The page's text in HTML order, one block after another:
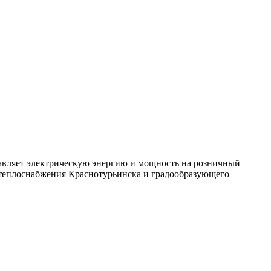
электрическую энергию и мощность на розничный
Краснотурьинска и градообразующего